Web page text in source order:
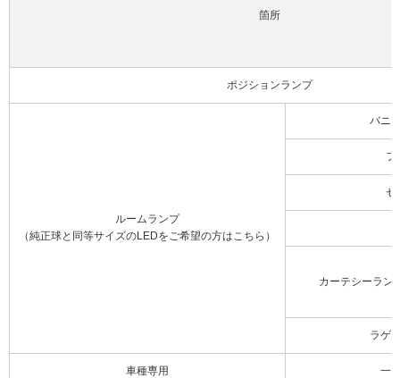
箇所
ポジションランプ
ルームランプ
（純正球と同等サイズのLEDをご希望の方はこちら）
バニ
フ
セ
カーテシーラン
ラゲ
車種専用
一